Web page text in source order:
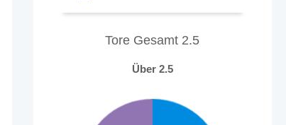
Tore Gesamt 2.5
Über 2.5